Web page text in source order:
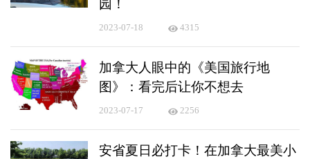
园！
2023-07-18 4315
加拿大人眼中的《美国旅行地
图》：看完后让你不想去
2023-07-17 2256
安省夏日必打卡！在加拿大最美小